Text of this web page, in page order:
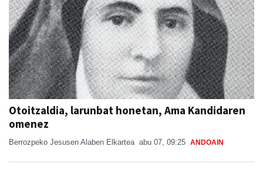
Otoitzaldia, larunbat honetan, Ama Kandidaren
omenez
Berrozpeko Jesusen Alaben Elkartea abu 07, 09:25 ANDOAIN